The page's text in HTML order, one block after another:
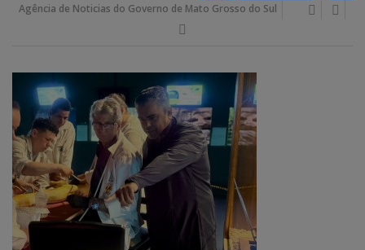
Agência de Noticias do Governo de Mato Grosso do Sul